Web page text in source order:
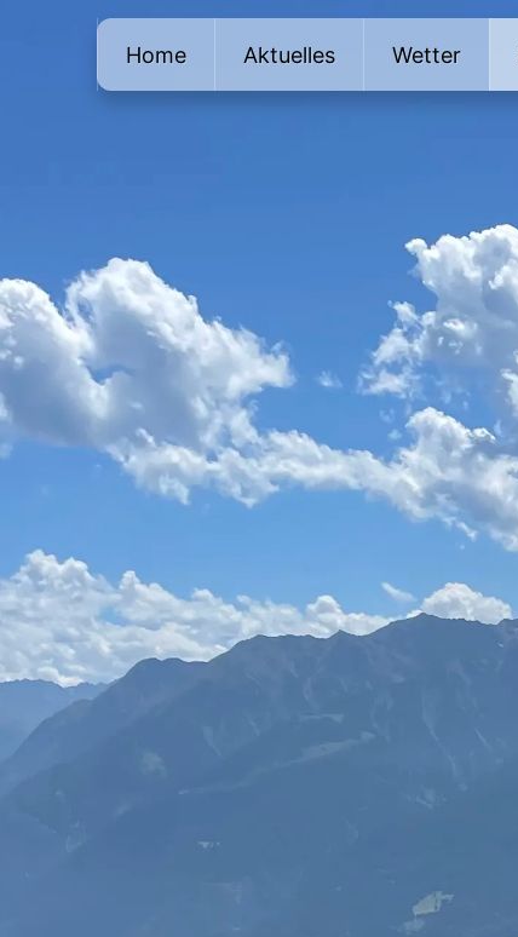
Home Aktuelles Wetter